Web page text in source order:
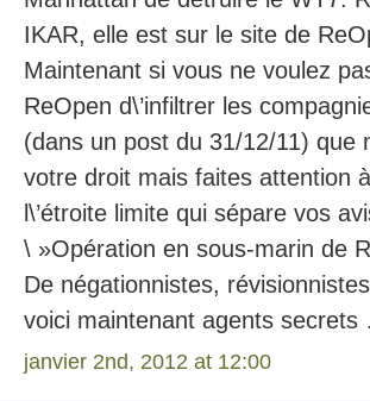
IKAR, elle est sur le site de
Maintenant si vous ne voulez
ReOpen d\’infiltrer les
(dans un post du 31/12/11) que
votre droit mais faites attention
l\’étroite limite qui sépare vos
\ »Opération en sous-marin de
De négationnistes,
voici maintenant agents
janvier 2nd, 2012 at 12:00